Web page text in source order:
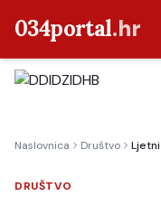
034portal.hr
Crna kronika
Poljoprivreda
Naslovnica Društvo
DRUŠTVO